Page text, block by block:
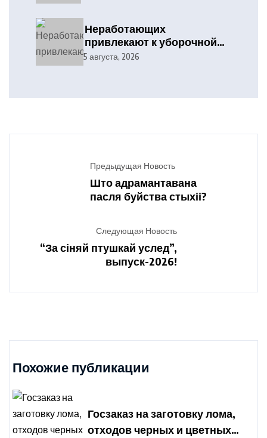
Дятловского
райисполкома
Неработающих
привлекают к уборочной
кампании
5 августа, 2026
Предыдущая Новость
Што адрамантавана
пасля буйства стыхіі?
Следующая Новость
“За сіняй птушкай услед”,
выпуск-2026!
Похожие публикации
Госзаказ на заготовку лома,
отходов черных и цветных